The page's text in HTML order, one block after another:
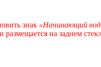
знак «Начинающий
на заднем